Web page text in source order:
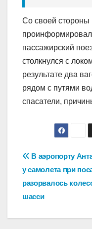
Со своей стороны
пассажирский
столкнулся с
результате два
рядом с путями
спасатели,
по
записям
В аэропорту
у самолета при
разорвалось
шасси